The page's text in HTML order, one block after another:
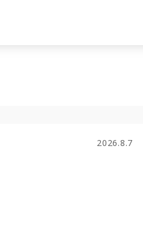
2026.8.7